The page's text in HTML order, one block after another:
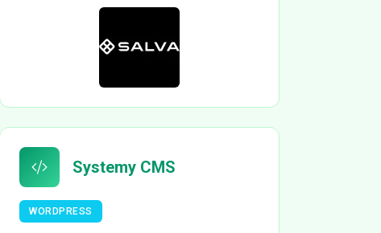
Systemy CMS
WORDPRESS